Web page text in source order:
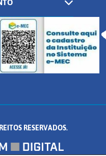
RESERVADOS.